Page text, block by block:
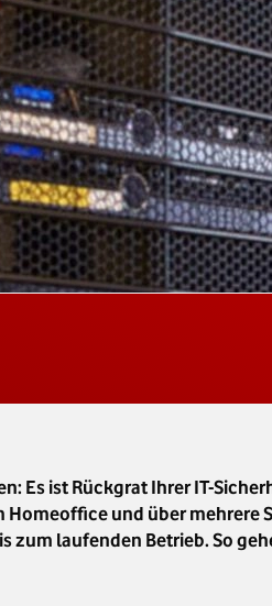
Es ist Rückgrat Ihrer IT-
und über mehrere
laufenden Betrieb. So